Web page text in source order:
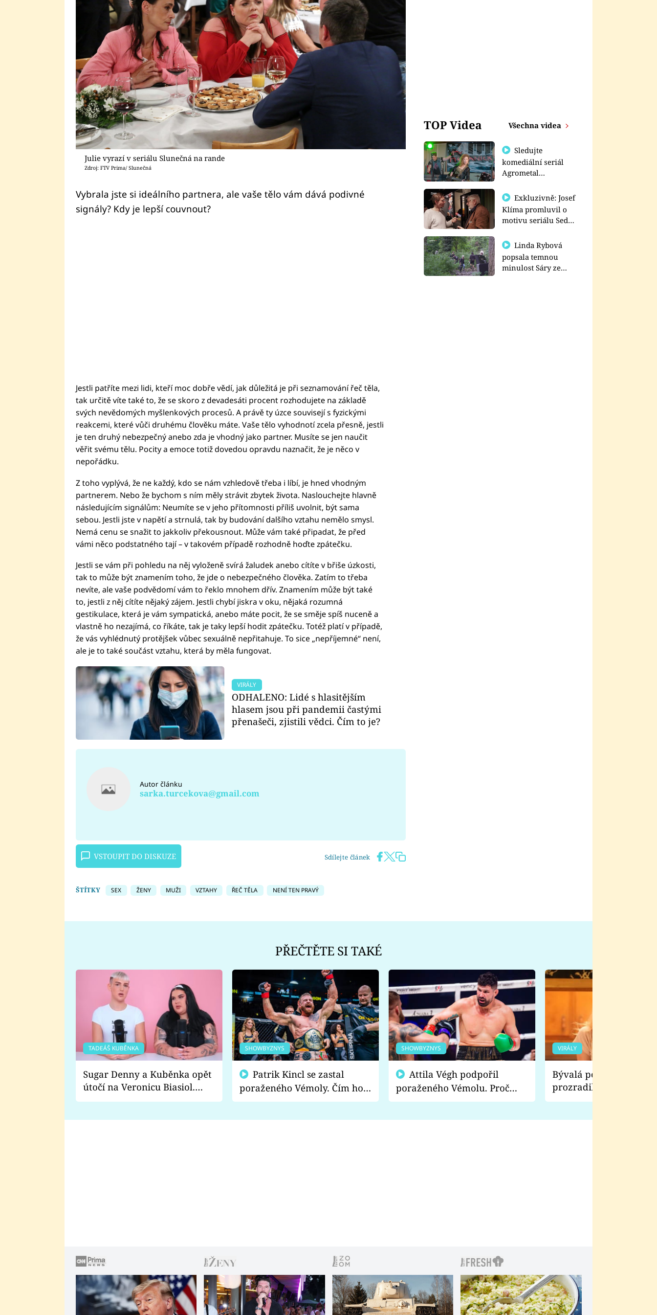
Julie vyrazí v seriálu Slunečná na rande
Zdroj: FTV Prima/ Slunečná
Vybrala jste si ideálního partnera, ale vaše tělo vám dává podivné
signály? Kdy je lepší couvnout?
Jestli patříte mezi lidi, kteří moc dobře vědí, jak důležitá je při seznamování řeč těla,
tak určitě víte také to, že se skoro z devadesáti procent rozhodujete na základě
svých nevědomých myšlenkových procesů. A právě ty úzce souvisejí s fyzickými
reakcemi, které vůči druhému člověku máte. Vaše tělo vyhodnotí zcela přesně, jestli
je ten druhý nebezpečný anebo zda je vhodný jako partner. Musíte se jen naučit
věřit svému tělu. Pocity a emoce totiž dovedou opravdu naznačit, že je něco v
nepořádku.
Z toho vyplývá, že ne každý, kdo se nám vzhledově třeba i líbí, je hned vhodným
partnerem. Nebo že bychom s ním měly strávit zbytek života. Naslouchejte hlavně
následujícím signálům: Neumíte se v jeho přítomnosti příliš uvolnit, být sama
sebou. Jestli jste v napětí a strnulá, tak by budování dalšího vztahu nemělo smysl.
Nemá cenu se snažit to jakkoliv překousnout. Může vám také připadat, že před
vámi něco podstatného tají – v takovém případě rozhodně hoďte zpátečku.
Jestli se vám při pohledu na něj vyloženě svírá žaludek anebo cítíte v břiše úzkosti,
tak to může být znamením toho, že jde o nebezpečného člověka. Zatím to třeba
nevíte, ale vaše podvědomí vám to řeklo mnohem dřív. Znamením může být také
to, jestli z něj cítíte nějaký zájem. Jestli chybí jiskra v oku, nějaká rozumná
gestikulace, která je vám sympatická, anebo máte pocit, že se směje spíš nuceně a
vlastně ho nezajímá, co říkáte, tak je taky lepší hodit zpátečku. Totéž platí v případě,
že vás vyhlédnutý protějšek vůbec sexuálně nepřitahuje. To sice „nepříjemné“ není,
ale je to také součást vztahu, která by měla fungovat.
VIRÁLY
ODHALENO: Lidé s hlasitějším
hlasem jsou při pandemii častými
přenašeči, zjistili vědci. Čím to je?
Autor článku
sarka.turcekova@gmail.com
VSTOUPIT DO DISKUZE Sdílejte článek
ŠTÍTKY SEX ŽENY MUŽI VZTAHY ŘEČ TĚLA NENÍ TEN PRAVÝ
TOP Videa Všechna videa
Sledujte
komediální seriál
Agrometal
prima+
Exkluzivně: Josef
Klíma promluvil o
motivu seriálu Sedm
Linda Rybová
popsala temnou
minulost Sáry ze
PŘEČTĚTE SI TAKÉ
TADEÁŠ KUBĚNKA
Sugar Denny a Kuběnka opět
útočí na Veronicu Biasiol.
Proč je podle nich falešná a
SHOWBYZNYS
poraženého Vémoly. Čím ho
fanoušci naštvali?
SHOWBYZNYS
poraženého Vémolu. Proč
chce raději zápasit s ním než
VIRÁLY
Bývalá pornoherečka
prozradila, co ji
natáčení Euforie.